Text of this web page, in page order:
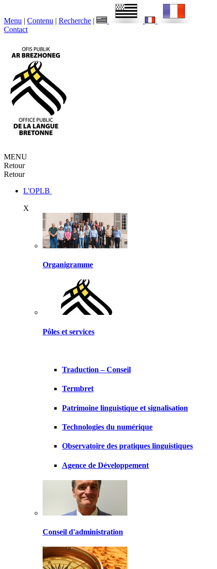
Menu | Contenu | Recherche |
Contact
MENU
Retour
Retour
L'OPLB
X
Organigramme
Pôles et services
Traduction – Conseil
Termbret
Patrimoine linguistique et signalisation
Technologies du numérique
Observatoire des pratiques linguistiques
Agence de Développement
Conseil d'administration